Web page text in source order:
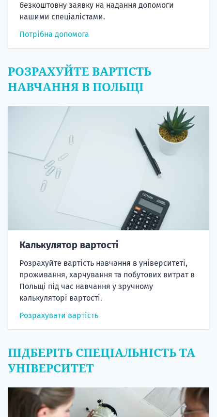
безкоштовну заявку на надання допомоги
нашими спеціалістами.
Потрібна допомога
РОЗРАХУЙТЕ ВАРТІСТЬ
НАВЧАННЯ В ПОЛЬЩІ
Калькулятор вартості
Розрахуйте вартість навчання в університеті,
проживання, харчування та побутових витрат в
Польщі під час навчання у зручному
калькуляторі вартості.
Розрахувати вартість
ПІДБЕРІТЬ СПЕЦІАЛЬНІСТЬ ТА
УНІВЕРСИТЕТ